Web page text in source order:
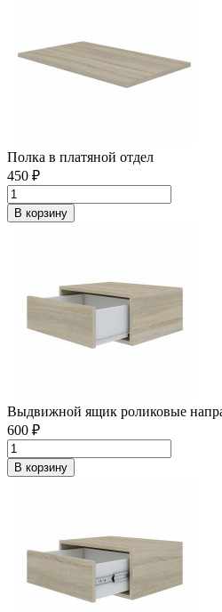
Полка в платяной отдел
450 ₽
В корзину
Выдвижной ящик роликовые
600 ₽
В корзину